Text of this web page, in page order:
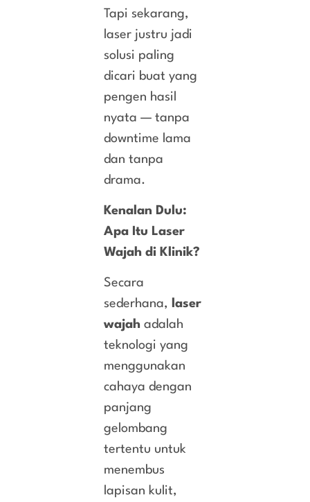
Tapi sekarang,
laser justru jadi
solusi paling
dicari buat yang
pengen hasil
nyata — tanpa
downtime lama
dan tanpa
drama.
Kenalan Dulu:
Apa Itu Laser
Wajah di Klinik?
Secara
sederhana,
laser
wajah adalah
teknologi yang
menggunakan
cahaya dengan
panjang
gelombang
tertentu untuk
menembus
lapisan kulit,